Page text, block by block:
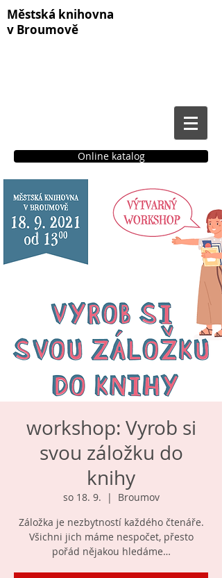
Městská knihovna
v Broumově
Online katalog
Čtenářské konto
workshop: Vyrob si
svou záložku do
knihy
so 18. 9.
  |
Broumov
Záložka je nezbytností každého čtenáře.
Všichni jich máme nespočet, přesto
pořád nějakou hledáme…